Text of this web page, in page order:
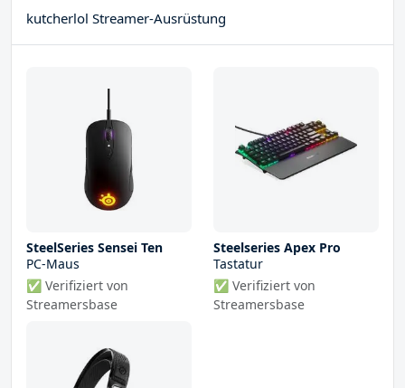
kutcherlol Streamer-Ausrüstung
SteelSeries Sensei Ten
PC-Maus
✅ Verifiziert von
Streamersbase
Steelseries Apex Pro
Tastatur
✅ Verifiziert von
Streamersbase